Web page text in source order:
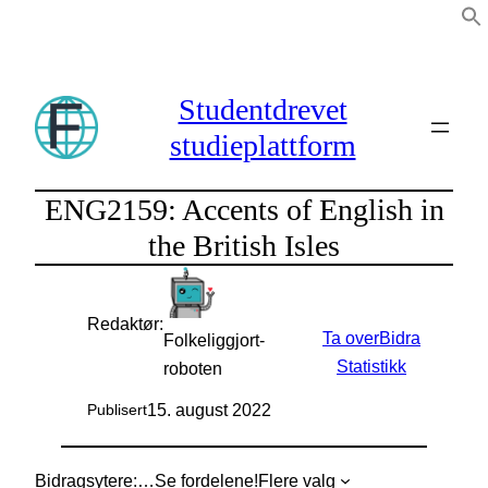
Studentdrevet
studieplattform
ENG2159: Accents of English in
the British Isles
Redaktør:
Folkeliggjort-
roboten
Publisert15. august 2022
Ta overBidra
Statistikk
Bidragsytere: Se fordelene!Flere valg